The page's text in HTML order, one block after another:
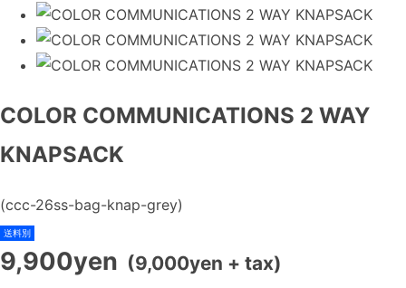
COLOR COMMUNICATIONS 2 WAY
KNAPSACK
(ccc-26ss-bag-knap-grey)
送料別
9,900yen (9,000yen + tax)